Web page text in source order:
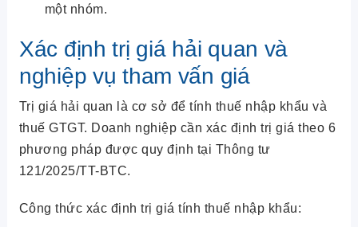
một nhóm.
Xác định trị giá hải quan và
nghiệp vụ tham vấn giá
Trị giá hải quan là cơ sở để tính thuế nhập khẩu và
thuế GTGT. Doanh nghiệp cần xác định trị giá theo 6
phương pháp được quy định tại Thông tư
121/2025/TT-BTC.
Công thức xác định trị giá tính thuế nhập khẩu: